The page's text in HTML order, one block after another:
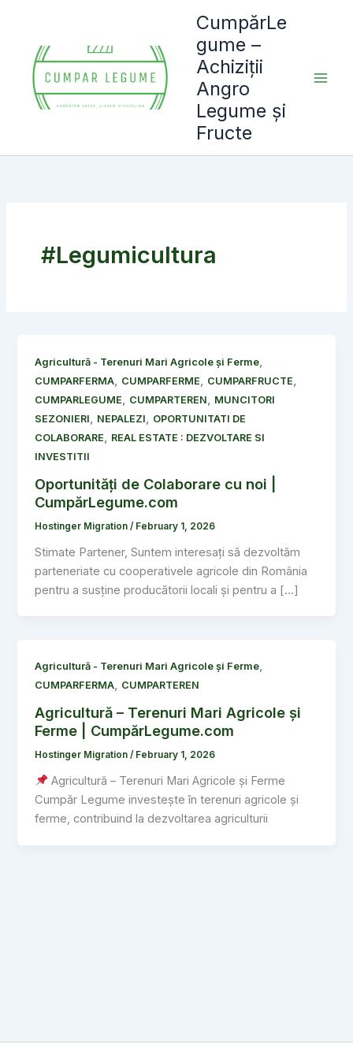
content
CumpărLe
gume –
Achiziții
Angro
Legume și
Fructe
#Legumicultura
Agricultură - Terenuri Mari Agricole și Ferme,
CUMPARFERMA, CUMPARFERME, CUMPARFRUCTE,
CUMPARLEGUME, CUMPARTEREN, MUNCITORI
SEZONIERI, NEPALEZI, OPORTUNITATI DE
COLABORARE, REAL ESTATE : DEZVOLTARE SI
INVESTITII
Oportunități de Colaborare cu noi |
CumpărLegume.com
Hostinger Migration/ February 1, 2026
Stimate Partener, Suntem interesați să dezvoltăm
parteneriate cu cooperativele agricole din România
pentru a susține producătorii locali și pentru a […]
Agricultură - Terenuri Mari Agricole și Ferme,
CUMPARFERMA, CUMPARTEREN
Agricultură – Terenuri Mari Agricole și
Ferme | CumpărLegume.com
Hostinger Migration/ February 1, 2026
Agricultură – Terenuri Mari Agricole și Ferme
Cumpăr Legume investește în terenuri agricole și
ferme, contribuind la dezvoltarea agriculturii